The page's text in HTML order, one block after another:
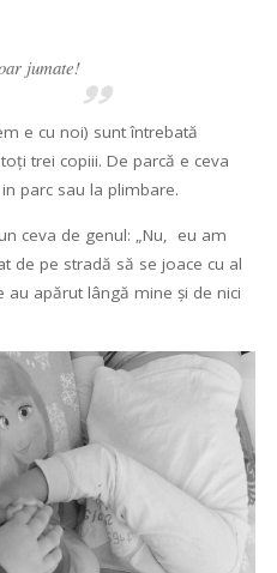
jumate!
e cu noi) sunt întrebată
trei copiii. De parcă e ceva
parc sau la plimbare.
ceva de genul: „Nu, eu am
de pe stradă să se joace cu al
au apărut lângă mine și de nici